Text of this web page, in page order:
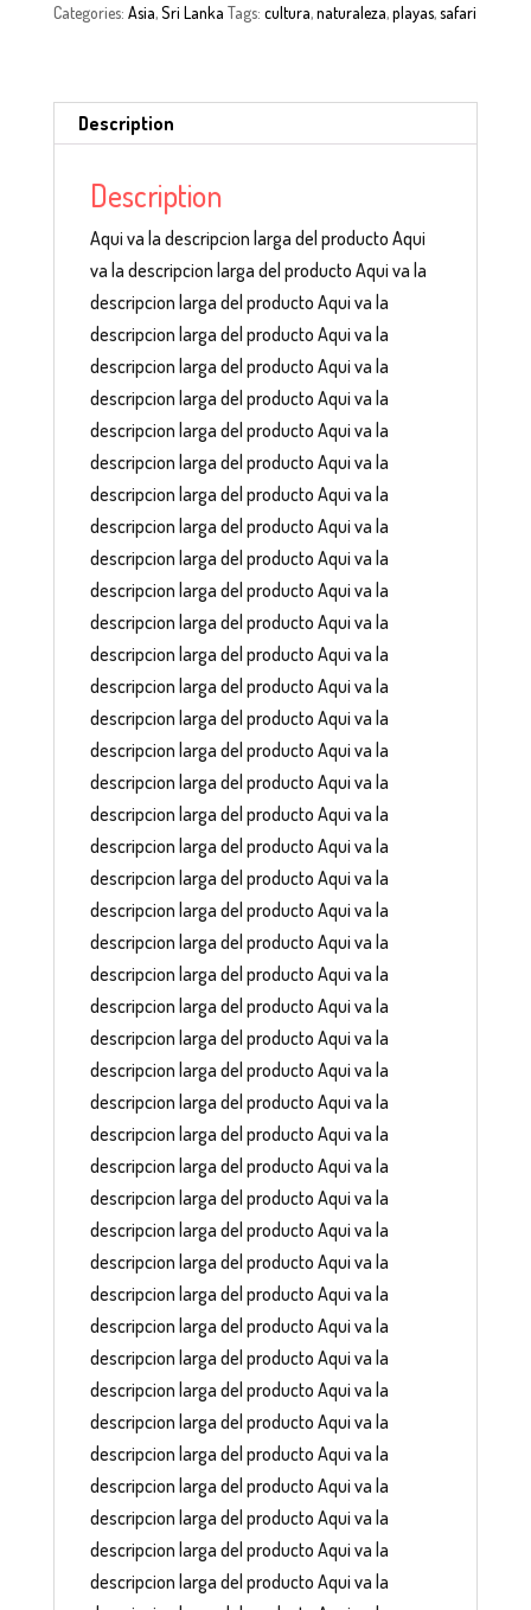
Categories: Asia,Sri Lanka Tags: cultura,naturaleza,playas,safari
Description
Description
Aqui va la descripcion larga del producto Aqui
va la descripcion larga del producto Aqui va la
descripcion larga del producto Aqui va la
descripcion larga del producto Aqui va la
descripcion larga del producto Aqui va la
descripcion larga del producto Aqui va la
descripcion larga del producto Aqui va la
descripcion larga del producto Aqui va la
descripcion larga del producto Aqui va la
descripcion larga del producto Aqui va la
descripcion larga del producto Aqui va la
descripcion larga del producto Aqui va la
descripcion larga del producto Aqui va la
descripcion larga del producto Aqui va la
descripcion larga del producto Aqui va la
descripcion larga del producto Aqui va la
descripcion larga del producto Aqui va la
descripcion larga del producto Aqui va la
descripcion larga del producto Aqui va la
descripcion larga del producto Aqui va la
descripcion larga del producto Aqui va la
descripcion larga del producto Aqui va la
descripcion larga del producto Aqui va la
descripcion larga del producto Aqui va la
descripcion larga del producto Aqui va la
descripcion larga del producto Aqui va la
descripcion larga del producto Aqui va la
descripcion larga del producto Aqui va la
descripcion larga del producto Aqui va la
descripcion larga del producto Aqui va la
descripcion larga del producto Aqui va la
descripcion larga del producto Aqui va la
descripcion larga del producto Aqui va la
descripcion larga del producto Aqui va la
descripcion larga del producto Aqui va la
descripcion larga del producto Aqui va la
descripcion larga del producto Aqui va la
descripcion larga del producto Aqui va la
descripcion larga del producto Aqui va la
descripcion larga del producto Aqui va la
descripcion larga del producto Aqui va la
descripcion larga del producto Aqui va la
descripcion larga del producto Aqui va la